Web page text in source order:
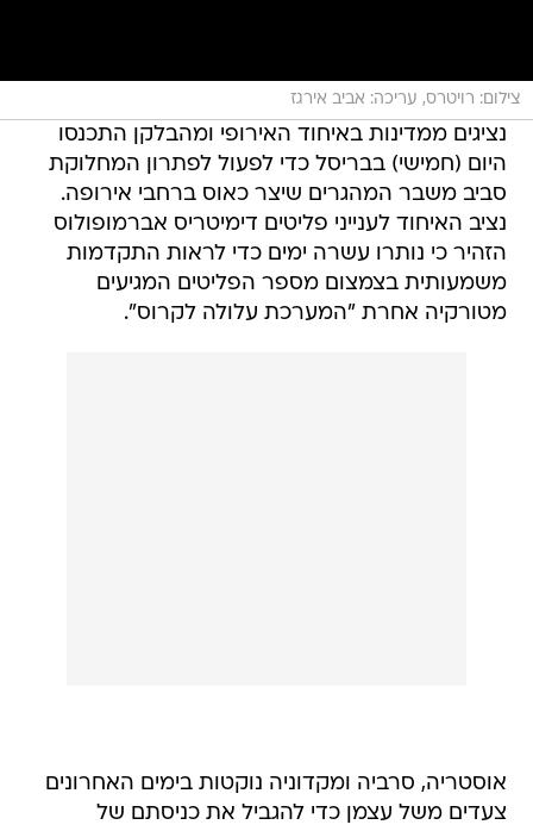
צילום: רויטרס, עריכה: אביב אירגז
נציגים ממדינות באיחוד האירופי ומהבלקן התכנסו
היום (חמישי) בבריסל כדי לפעול לפתרון המחלוקת
סביב משבר המהגרים שיצר כאוס ברחבי אירופה.
נציב האיחוד לענייני פליטים דימיטריס אברמופולוס
הזהיר כי נותרו עשרה ימים כדי לראות התקדמות
משמעותית בצמצום מספר הפליטים המגיעים
מטורקיה אחרת "המערכת עלולה לקרוס".
אוסטריה, סרביה ומקדוניה נוקטות בימים האחרונים
צעדים משל עצמן כדי להגביל את כניסתם של